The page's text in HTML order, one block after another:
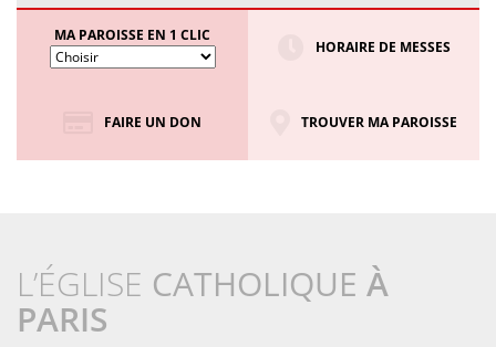
MA PAROISSE EN 1 CLIC
HORAIRE DE MESSES
FAIRE UN DON TROUVER MA PAROISSE
L’ÉGLISE CATHOLIQUE À
PARIS